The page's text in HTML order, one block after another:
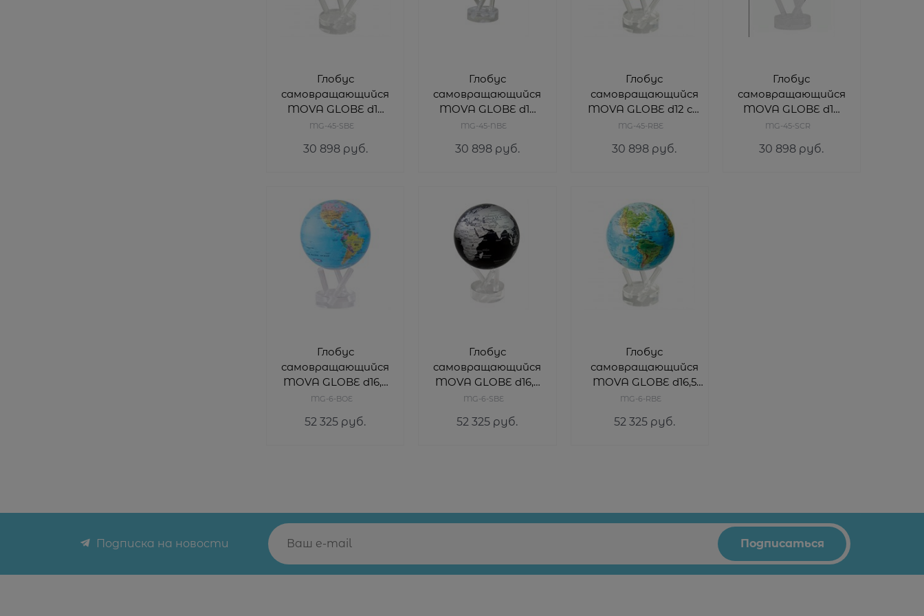
Глобус
самовращающийся
MOVA GLOBE d12
цвет т. синий с
MG-45-SBE
30 898 руб.
Глобус
самовращающийся
MOVA GLOBE d12
Мира,цвет
MG-45-NBE
30 898 руб.
Глобус
самовращающийся
MOVA GLOBE d12 см
с
картой Мира
MG-45-RBE
30 898 руб.
Глобус
самовращающийся
MOVA GLOBE d12
см ФУТБОЛЬНЫЙ
MG-45-SCR
30 898 руб.
Глобус
самовращающийся
MOVA GLOBE d16,5
MG-6-BOE
52 325 руб.
Глобус
самовращающийся
MOVA GLOBE d16,5
цвет синий/
MG-6-SBE
52 325 руб.
Глобус
самовращающийся
MOVA GLOBE d16,5
см с
картой Мира
MG-6-RBE
52 325 руб.
Подписка на новости